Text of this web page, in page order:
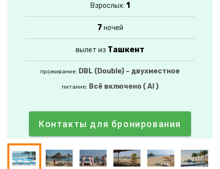
Взрослых: 1
7 ночей
вылет из Ташкент
проживание: DBL (Double) – двухместное
питание: Всё включено ( AI )
Контакты для бронирования